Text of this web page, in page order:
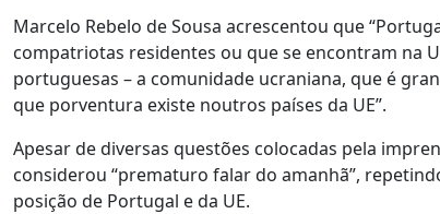
Marcelo Rebelo de Sousa acrescentou que
compatriotas residentes ou que se encontram na
portuguesas – a comunidade ucraniana, que é
que porventura existe noutros países da UE”.
Apesar de diversas questões colocadas pela
considerou “prematuro falar do amanhã”,
posição de Portugal e da UE.